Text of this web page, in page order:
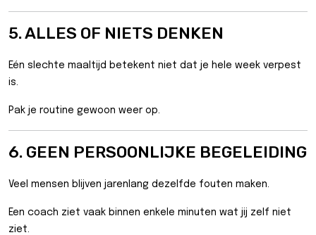
5. ALLES OF NIETS DENKEN
Eén slechte maaltijd betekent niet dat je hele week verpest
is.
Pak je routine gewoon weer op.
6. GEEN PERSOONLIJKE BEGELEIDING
Veel mensen blijven jarenlang dezelfde fouten maken.
Een coach ziet vaak binnen enkele minuten wat jij zelf niet
ziet.